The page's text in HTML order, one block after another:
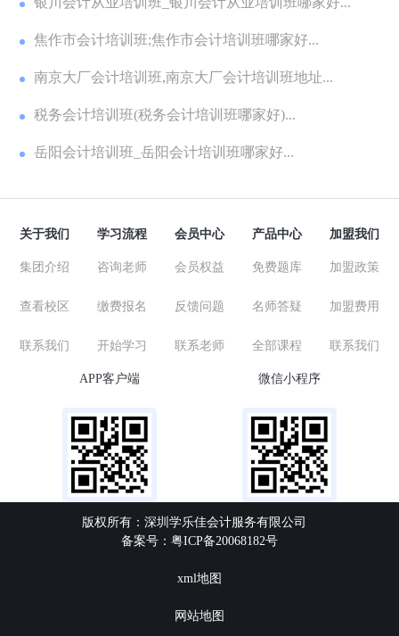
焦作市会计培训班;焦作市会计培训班哪家好...
南京大厂会计培训班,南京大厂会计培训班地址...
税务会计培训班(税务会计培训班哪家好)...
岳阳会计培训班_岳阳会计培训班哪家好...
关于我们
集团介绍
查看校区
联系我们
学习流程
咨询老师
缴费报名
开始学习
会员中心
会员权益
反馈问题
联系老师
产品中心
免费题库
名师答疑
全部课程
加盟我们
加盟政策
加盟费用
联系我们
APP客户端 微信小程序
版权所有：深圳学乐佳会计服务有限公司
备案号：粤ICP备20068182号
xml地图
网站地图